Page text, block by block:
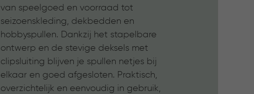
van speelgoed en voorraad tot
seizoenskleding, dekbedden en
hobbyspullen. Dankzij het stapelbare
ontwerp en de stevige deksels met
clipsluiting blijven je spullen netjes bij
elkaar en goed afgesloten. Praktisch,
overzichtelijk en eenvoudig in gebruik,